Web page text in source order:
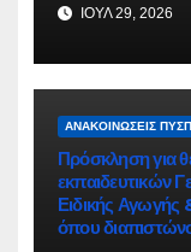
ΙΟΎΛ 29, 2026
ΑΝΑΚΟΙΝΏΣΕΙΣ
Πρόσκληση για
εκπαιδευτικών
Ειδικής Αγωγής
όπου